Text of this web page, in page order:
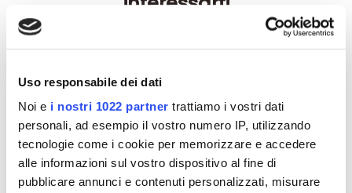
Uso responsabile dei dati
Noi e i nostri 1022 partner trattiamo i vostri dati
personali, ad esempio il vostro numero IP, utilizzando
tecnologie come i cookie per memorizzare e accedere
alle informazioni sul vostro dispositivo al fine di
pubblicare annunci e contenuti personalizzati, misurare